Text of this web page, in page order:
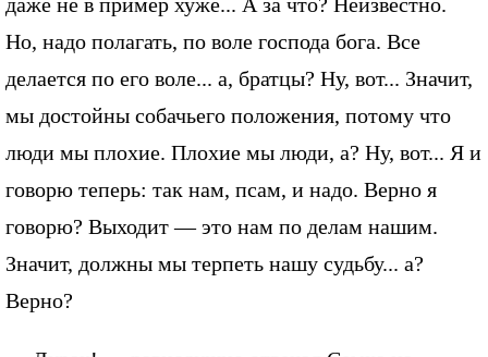
Но, надо полагать, по воле господа бога. Все
делается по его воле... а, братцы? Ну, вот... Значит,
мы достойны собачьего положения, потому что
люди мы плохие. Плохие мы люди, а? Ну, вот... Я и
говорю теперь: так нам, псам, и надо. Верно я
говорю? Выходит — это нам по делам нашим.
Значит, должны мы терпеть нашу судьбу... а?
Верно?